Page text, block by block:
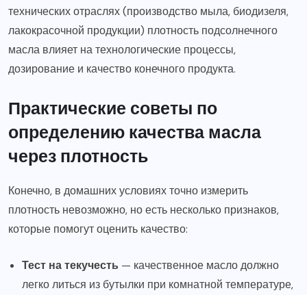
технических отраслях (производство мыла, биодизеля,
лакокрасочной продукции) плотность подсолнечного
масла влияет на технологические процессы,
дозирование и качество конечного продукта.
Практические советы по
определению качества масла
через плотность
Конечно, в домашних условиях точно измерить
плотность невозможно, но есть несколько признаков,
которые помогут оценить качество:
Тест на текучесть — качественное масло должно
легко литься из бутылки при комнатной температуре,